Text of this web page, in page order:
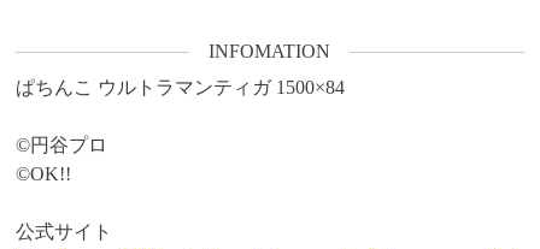
INFOMATION
ぱちんこ ウルトラマンティガ 1500×84
©円谷プロ
©OK!!